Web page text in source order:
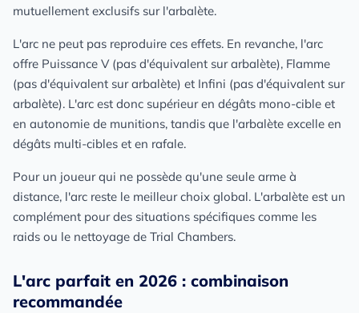
mutuellement exclusifs sur l'arbalète.
L'arc ne peut pas reproduire ces effets. En revanche, l'arc
offre Puissance V (pas d'équivalent sur arbalète), Flamme
(pas d'équivalent sur arbalète) et Infini (pas d'équivalent sur
arbalète). L'arc est donc supérieur en dégâts mono-cible et
en autonomie de munitions, tandis que l'arbalète excelle en
dégâts multi-cibles et en rafale.
Pour un joueur qui ne possède qu'une seule arme à
distance, l'arc reste le meilleur choix global. L'arbalète est un
complément pour des situations spécifiques comme les
raids ou le nettoyage de Trial Chambers.
L'arc parfait en 2026 : combinaison
recommandée